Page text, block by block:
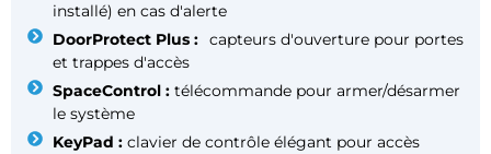
installé) en cas d'alerte
DoorProtect Plus : capteurs d'ouverture pour portes
et trappes d'accès
SpaceControl : télécommande pour armer/désarmer
le système
KeyPad : clavier de contrôle élégant pour accès